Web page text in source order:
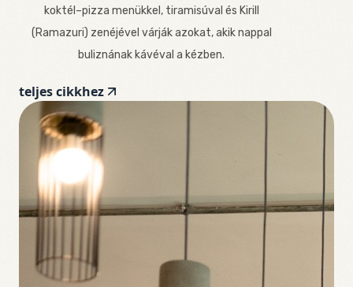
koktél–pizza menükkel, tiramisúval és Kirill
(Ramazuri) zenéjével várják azokat, akik nappal
buliznának kávéval a kézben.
teljes cikkhez